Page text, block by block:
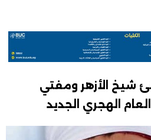
شيخ الأزهر ومفتي
الهجري الجديد